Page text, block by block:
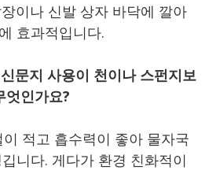
이나 신발 상자 바닥에 깔아
효과적입니다.
문지 사용이 천이나 스펀지보
엇인가요?
적고 흡수력이 좋아 물자국
니다. 게다가 환경 친화적이